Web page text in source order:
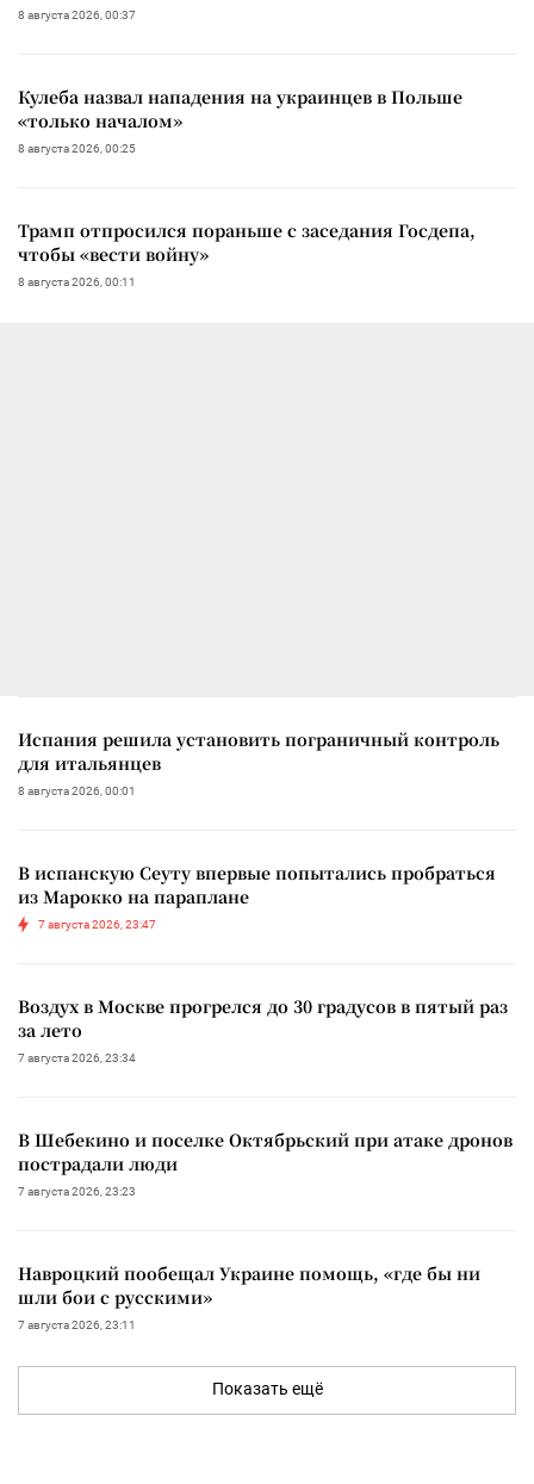
8 августа 2026, 00:37
Кулеба назвал нападения на украинцев в Польше
«только началом»
8 августа 2026, 00:25
Трамп отпросился пораньше с заседания Госдепа,
чтобы «вести войну»
8 августа 2026, 00:11
Испания решила установить пограничный контроль
для итальянцев
8 августа 2026, 00:01
В испанскую Сеуту впервые попытались пробраться
из Марокко на параплане
7 августа 2026, 23:47
Воздух в Москве прогрелся до 30 градусов в пятый раз
за лето
7 августа 2026, 23:34
В Шебекино и поселке Октябрьский при атаке дронов
пострадали люди
7 августа 2026, 23:23
Навроцкий пообещал Украине помощь, «где бы ни
шли бои с русскими»
7 августа 2026, 23:11
Показать ещё